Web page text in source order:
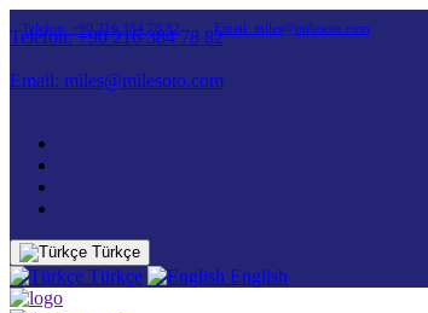
Telefon: +90 216 384 78 82 Email: miles@milesoto.com
Telefon: +90 216 384 78 82
Email: miles@milesoto.com
Türkçe
Türkçe English